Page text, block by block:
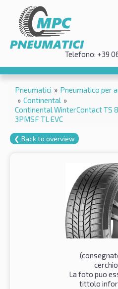
Telefono: +39
Pneumatici » Pneumatico per
» Continental »
Continental WinterContact TS
3PMSF TL EVC
❮ Back to overview
La foto puo
tittolo